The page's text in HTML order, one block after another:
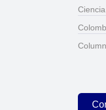
Ciencia